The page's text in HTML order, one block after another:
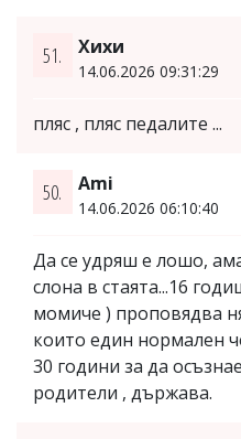
51. Хихи
14.06.2026 09:31:29
пляс , пляс педалите ...
50. Ami
14.06.2026 06:10:40
Да се удряш е лошо,
слона в стаята...16
момиче ) проповядва
които един нормален
30 години за да
родители , държава.